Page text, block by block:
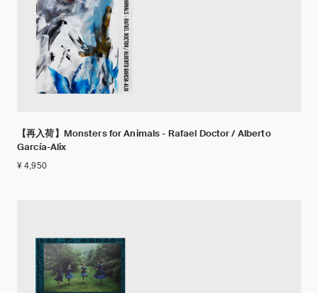
【再入荷】Monsters for Animals - Rafael Doctor / Alberto
García-Alix
¥ 4,950